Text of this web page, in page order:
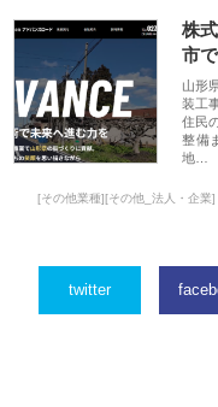
株
市
山形
装工
住民
整備
地…
[その他業種][その他_法人・企業]
twitter